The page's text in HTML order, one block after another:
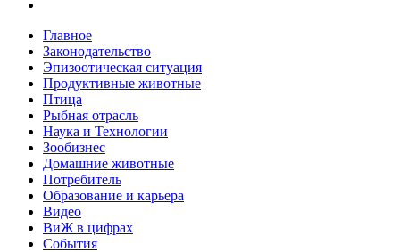
Главное
Законодательство
Эпизоотическая ситуация
Продуктивные животные
Птица
Рыбная отрасль
Наука и Технологии
Зообизнес
Домашние животные
Потребитель
Образование и карьера
Видео
ВиЖ в цифрах
События